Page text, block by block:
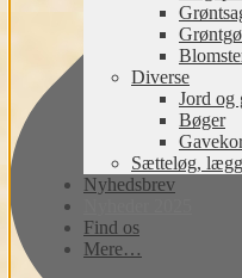
Diverse
Jord og
Bøger
Sætteløg,
Nyhedsbrev
Find os
Mere…